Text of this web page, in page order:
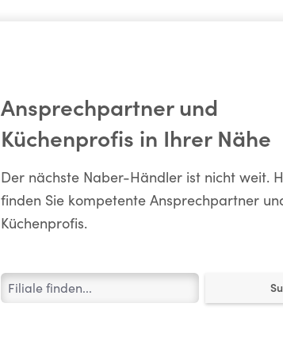
Ansprechpartner und
Küchenprofis in Ihrer Nähe
Der nächste Naber-Händler ist nicht weit.
finden Sie kompetente Ansprechpartner
Küchenprofis.